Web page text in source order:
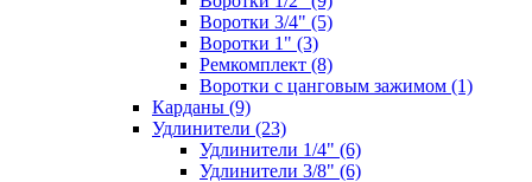
Воротки 3/4" (5)
Воротки 1" (3)
Ремкомплект (8)
Воротки с цанговым зажимом (1)
Карданы (9)
Удлинители (23)
Удлинители 1/4" (6)
Удлинители 3/8" (6)